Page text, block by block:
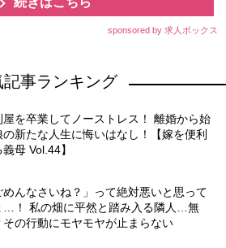
sponsored by 求人ボックス
記事ランキング
屋を卒業してノーストレス！ 離婚から始
の新たな人生に悔いはなし！【嫁を便利
母 Vol.44】
めんなさいね？」って絶対悪いと思って
…！ 私の畑に平然と踏み入る隣人…無
その行動にモヤモヤが止まらない